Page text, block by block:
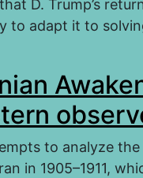
D. Trump’s
to adapt it to
United States (late
to analyze
in 1905–1911,